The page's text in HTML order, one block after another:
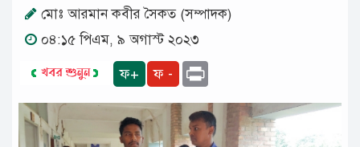
বঙ্গাব্দ
মূলপাতা
জাতীয়
দেশের
খবর
মোঃ আরমান কবীর সৈকত (সম্পাদক)
০৪:১৫ পিএম, ৯ অগাস্ট ২০২৩
ফ+ ফ -